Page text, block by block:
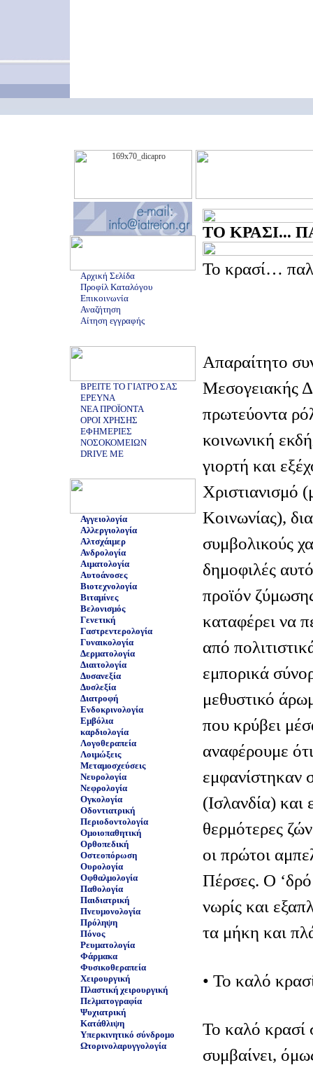
Αρχική Σελίδα
Προφίλ Καταλόγου
Επικοινωνία
Αναζήτηση
Αίτηση εγγραφής
ΒΡΕΙΤΕ ΤΟ ΓΙΑΤΡΟ ΣΑΣ
ΕΡΕΥΝΑ
ΝΕΑ ΠΡΟΪΟΝΤΑ
ΟΡΟΙ ΧΡΗΣΗΣ
ΕΦΗΜΕΡΙΕΣ
ΝΟΣΟΚΟΜΕΙΩΝ
DRIVE ME
Αγγειολογία
Αλλεργιολογία
Αλτσχάιμερ
Ανδρολογία
Αιματολογία
Αυτοάνοσες
Βιοτεχνολογία
Βιταμίνες
Βελονισμός
Γενετική
Γαστρεντερολογία
Γυναικολογία
Δερματολογία
Διαιτολογία
Δυσανεξία
Δυσλεξία
Διατροφή
Ενδοκρινολογία
Εμβόλια
καρδιολογία
Λογοθεραπεία
Λοιμώξεις
Μεταμοσχεύσεις
Νευρολογία
Νεφρολογία
Ογκολογία
Οδοντιατρική
Περιοδοντολογία
Ομοιοπαθητική
Ορθοπεδική
Οστεοπόρωση
Ουρολογία
Οφθαλμολογία
Παθολογία
Παιδιατρική
Πνευμονολογία
Πρόληψη
Πόνος
Ρευματολογία
Φάρμακα
Φυσικοθεραπεία
Χειρουργική
Πλαστική χειρουργική
Πελματογραφία
Ψυχιατρική
Κατάθλιψη
Υπερκινητικό σύνδρομο
Ωτορινολαρυγγολογία
ΤΟ ΚΡΑΣΙ...
Το κρασί…
Απαραίτητο
Μεσογειακής
πρωτεύοντα
κοινωνική
γιορτή και
Χριστιανισμό
Κοινωνίας),
συμβολικούς
δημοφιλές
προϊόν
καταφέρει να
από
εμπορικά
μεθυστικό
που κρύβει
αναφέρουμε
εμφανίστηκαν
(Ισλανδία) και
θερμότερες
οι πρώτοι
Πέρσες. Ο
νωρίς και
τα μήκη και
• Το καλό
Το καλό κρασί
συμβαίνει,